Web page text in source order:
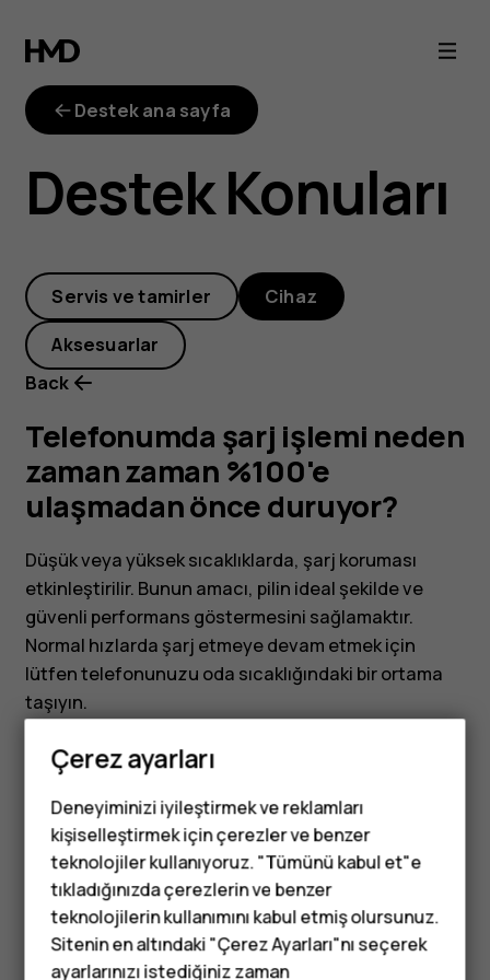
Telefonumda
şarj
işlemi
neden
zaman
zaman
%100'e
ulaşmadan
önce
duruyor?
Tuşlu telefonlar
Çocuklar için
Destek ana sayfa
Destek Konuları
Servis ve tamirler Cihaz
Aksesuarlar
Back
Telefonumda şarj işlemi neden
zaman zaman %100'e
ulaşmadan önce duruyor?
Düşük veya yüksek sıcaklıklarda, şarj koruması
etkinleştirilir. Bunun amacı, pilin ideal şekilde ve
güvenli performans göstermesini sağlamaktır.
Normal hızlarda şarj etmeye devam etmek için
lütfen telefonunuzu oda sıcaklığındaki bir ortama
taşıyın.
Bu size yardımcı oldu mu?
Evet Hayır
Çerez ayarları
Deneyiminizi iyileştirmek ve reklamları
kişiselleştirmek için çerezler ve benzer
teknolojiler kullanıyoruz. "Tümünü kabul et"e
tıkladığınızda çerezlerin ve benzer
teknolojilerin kullanımını kabul etmiş olursunuz.
Sitenin en altındaki "Çerez Ayarları"nı seçerek
ayarlarınızı istediğiniz zaman